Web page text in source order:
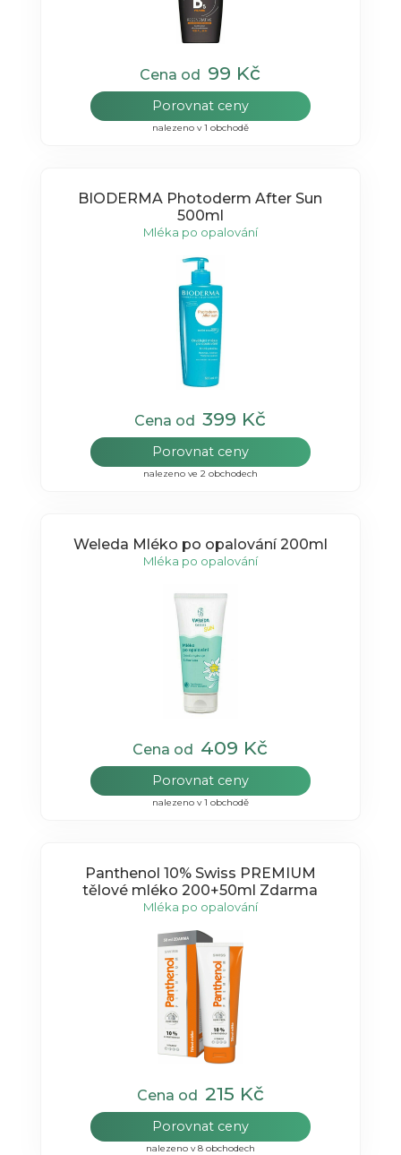
Cena od 99 Kč
Porovnat ceny
nalezeno v 1 obchodě
BIODERMA Photoderm After Sun
500ml
Mléka po opalování
Cena od399 Kč
Porovnat ceny
nalezeno ve 2 obchodech
Weleda Mléko po opalování 200ml
Mléka po opalování
Cena od 409 Kč
Porovnat ceny
nalezeno v 1 obchodě
Panthenol 10% Swiss PREMIUM
tělové mléko 200+50ml Zdarma
Mléka po opalování
Cena od 215 Kč
Porovnat ceny
nalezeno v 8 obchodech